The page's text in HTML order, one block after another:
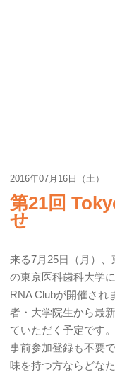
2016年07月16日（土）
第21回
せ
来る7月25日（月）
の東京医科歯科大学
RNA Clubが開催され
者・大学院生から最
ていただく予定です
事前参加登録も不要
味を持つ方ならどな